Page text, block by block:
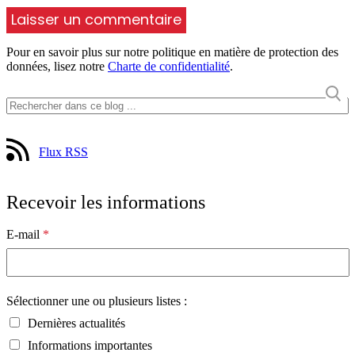
Pour en savoir plus sur notre politique en matière de protection des
données, lisez notre Charte de confidentialité.
Flux RSS
Recevoir les informations
E-mail *
Sélectionner une ou plusieurs listes :
Dernières actualités
Informations importantes